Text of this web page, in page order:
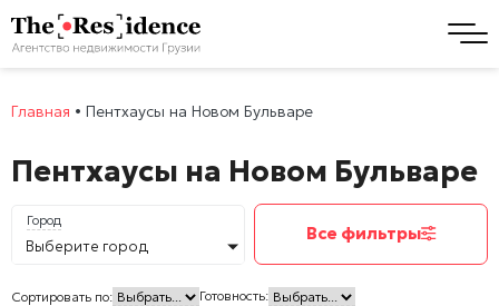
Главная • Пентхаусы на Новом Бульваре
Пентхаусы на Новом Бульваре
Город
Выберите город
Все фильтры
Сортировать по: Готовность: